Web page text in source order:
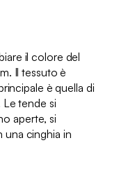
il colore del
Il tessuto è
è quella di
tende si
aperte, si
una cinghia in